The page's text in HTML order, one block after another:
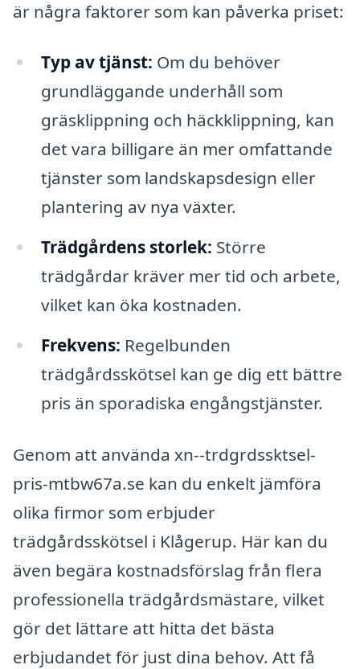
är några faktorer som kan påverka priset:
Typ av tjänst: Om du behöver
grundläggande underhåll som
gräsklippning och häckklippning, kan
det vara billigare än mer omfattande
tjänster som landskapsdesign eller
plantering av nya växter.
Trädgårdens storlek: Större
trädgårdar kräver mer tid och arbete,
vilket kan öka kostnaden.
Frekvens: Regelbunden
trädgårdsskötsel kan ge dig ett bättre
pris än sporadiska engångstjänster.
Genom att använda xn--trdgrdssktsel-
pris-mtbw67a.se kan du enkelt jämföra
olika firmor som erbjuder
trädgårdsskötsel i Klågerup. Här kan du
även begära kostnadsförslag från flera
professionella trädgårdsmästare, vilket
gör det lättare att hitta det bästa
erbjudandet för just dina behov. Att få